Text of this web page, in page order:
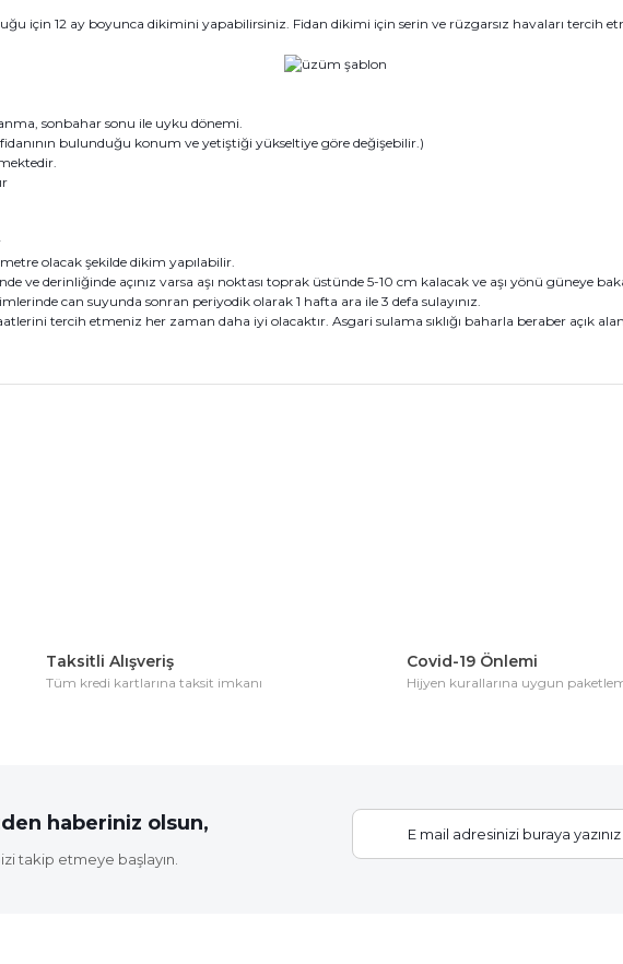
için 12 ay boyunca dikimini yapabilirsiniz. Fidan dikimi için serin ve rüzgarsız havaları tercih
sonbahar sonu ile uyku dönemi.
bulunduğu konum ve yetiştiği yükseltiye göre değişebilir.)
olacak şekilde dikim yapılabilir.
derinliğinde açınız varsa aşı noktası toprak üstünde 5-10 cm kalacak ve aşı yönü güneye
can suyunda sonran periyodik olarak 1 hafta ara ile 3 defa sulayınız.
tercih etmeniz her zaman daha iyi olacaktır. Asgari sulama sıklığı baharla beraber açık
Taksitli Alışveriş
Tüm kredi kartlarına taksit imkanı
Covid-19 Önlemi
Hijyen kurallarına uygun
haberiniz olsun,
takip etmeye başlayın.